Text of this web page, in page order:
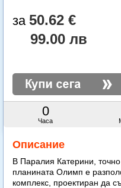
50.62 €
99.00 лв
0
Часа
Описание
В Паралия Катерини,
планината Олимп е
комплекс, проектиран да